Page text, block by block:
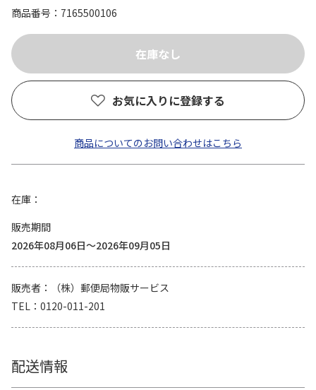
商品番号
7165500106
お気に入りに登録する
商品についてのお問い合わせはこちら
在庫
販売期間
2026年08月06日～2026年09月05日
販売者
（株）郵便局物販サービス
TEL
0120-011-201
配送情報